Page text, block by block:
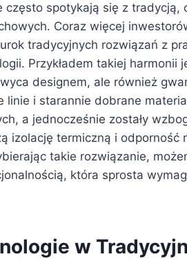
często spotykają się z tradycją,
Coraz więcej
tradycyjnych rozwiązań z
Przykładem takiej harmonii
designem, ale również
linie i starannie dobrane
a jednocześnie zostały
izolację termiczną i odporność
takie rozwiązanie,
która sprosta
w